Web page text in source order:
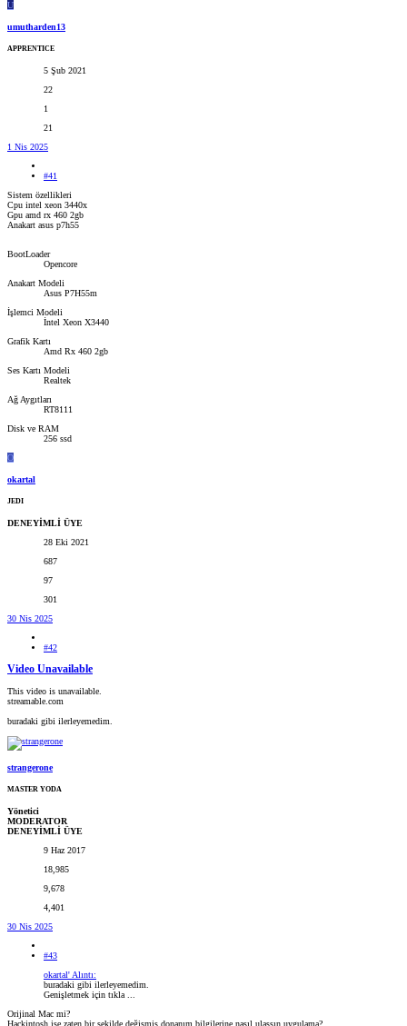
U
umutharden13
APPRENTICE
5 Şub 2021
22
1
21
1 Nis 2025
#41
Sistem özellikleri
Cpu intel xeon 3440x
Gpu amd rx 460 2gb
Anakart asus p7h55
BootLoader
Opencore
Anakart Modeli
Asus P7H55m
İşlemci Modeli
İntel Xeon X3440
Grafik Kartı
Amd Rx 460 2gb
Ses Kartı Modeli
Realtek
Ağ Aygıtları
RT8111
Disk ve RAM
256 ssd
O
okartal
JEDI
DENEYİMLİ ÜYE
28 Eki 2021
687
97
301
30 Nis 2025
#42
Video Unavailable
This video is unavailable.
streamable.com
buradaki gibi ilerleyemedim.
strangerone
MASTER YODA
Yönetici
MODERATOR
DENEYİMLİ ÜYE
9 Haz 2017
18,985
9,678
4,401
30 Nis 2025
#43
okartal' Alıntı:
buradaki gibi ilerleyemedim.
Genişletmek için tıkla ...
Orijinal Mac mi?
Hackintosh ise zaten bir şekilde değişmiş donanım bilgilerine nasıl ulaşsın uygulama?